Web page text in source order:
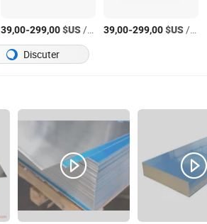
39,00-299,00$US/Pièce 39,00-299,00$US/Pièce
Discuter